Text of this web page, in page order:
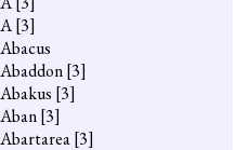
A[3]
Abacus
Abaddon[3]
Abakus [3]
Aban[3]
Abartarea[3]